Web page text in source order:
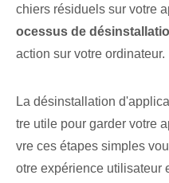
chiers résiduels sur votre
ocessus de
action sur votre ordinateur.
La désinstallation
tre utile pour garder votre
vre ces étapes simples
otre expérience utilisateur